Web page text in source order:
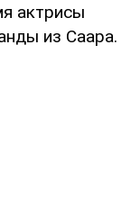
актрисы
из Саара.